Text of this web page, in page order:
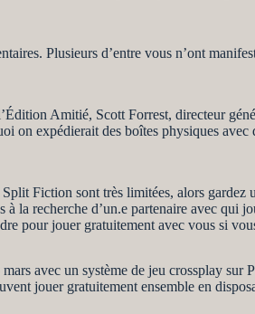
Plusieurs d’entre vous n’ont
Amitié, Scott Forrest, directeur
on expédierait des boîtes physiques
Fiction sont très limitées, alors
à la recherche d’un.e partenaire avec
pour jouer gratuitement avec vous si
avec un système de jeu crossplay
jouer gratuitement ensemble en